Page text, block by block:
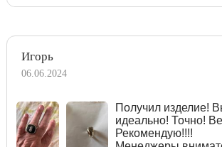
Игорь
06.06.2024
Получил изделие!
идеально! Точно!
Рекомендую!!!!